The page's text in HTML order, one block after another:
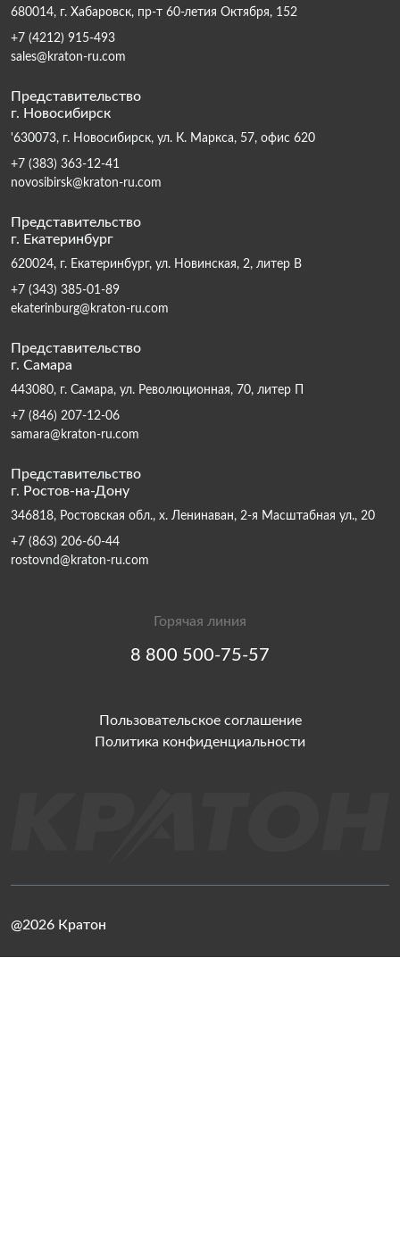
680014, г. Хабаровск, пр-т 60-летия Октября, 152
+7 (4212) 915-493
sales@kraton-ru.com
Представительство
г. Новосибирск
'630073, г. Новосибирск, ул. К. Маркса, 57, офис 620
+7 (383) 363-12-41
novosibirsk@kraton-ru.com
Представительство
г. Екатеринбург
620024, г. Екатеринбург, ул. Новинская, 2, литер В
+7 (343) 385-01-89
ekaterinburg@kraton-ru.com
Представительство
г. Самара
443080, г. Самара, ул. Революционная, 70, литер П
+7 (846) 207-12-06
samara@kraton-ru.com
Представительство
г. Ростов-на-Дону
346818, Ростовская обл., х. Ленинаван, 2-я Масштабная ул., 20
+7 (863) 206-60-44
rostovnd@kraton-ru.com
Горячая линия
8 800 500-75-57
Пользовательское соглашение
Политика конфиденциальности
@2026 Кратон